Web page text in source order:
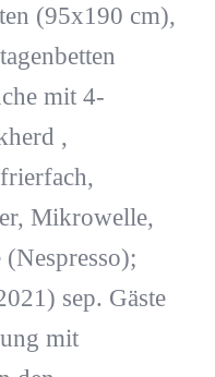
(95x190 cm),
mit 4-
,
Mikrowelle,
sep. Gäste
mit